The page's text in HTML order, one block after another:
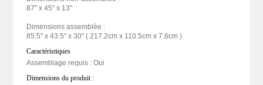
87" x 45" x 13"
Dimensions assemblée :
85.5" x 43.5" x 30" ( 217.2cm x 110.5cm x 7.6cm )
Caractéristiques
Assemblage requis : Oui
Dimensions du produit :